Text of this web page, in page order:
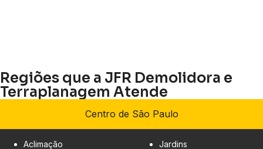
Regiões que a JFR Demolidora e
Terraplanagem Atende
Centro de São Paulo
Aclimação
Jardins